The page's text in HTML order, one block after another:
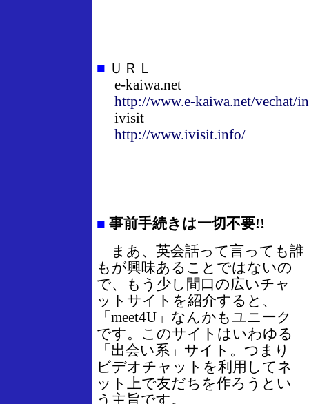
■ ＵＲＬ
e-kaiwa.net
http://www.e-kaiwa.net/vechat/
ivisit
http://www.ivisit.info/
■ 事前手続きは一切不要!!
まあ、英会話って言っても誰
もが興味あることではないの
で、もう少し間口の広いチャ
ットサイトを紹介すると、
「meet4U」なんかもユニーク
です。このサイトはいわゆる
「出会い系」サイト。つまり
ビデオチャットを利用してネ
ット上で友だちを作ろうとい
う主旨です。